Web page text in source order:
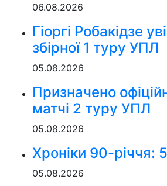
06.08.2026
Гіоргі Робакідзе
збірної 1 туру УПЛ
05.08.2026
Призначено
матчі 2 туру УПЛ
05.08.2026
Хроніки 90-річчя:
05.08.2026